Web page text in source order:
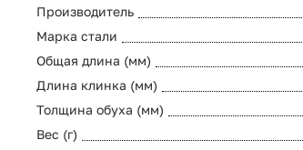
Производитель
Марка стали
Общая длина (мм)
Длина клинка (мм)
Толщина обуха (мм)
Вес (г)